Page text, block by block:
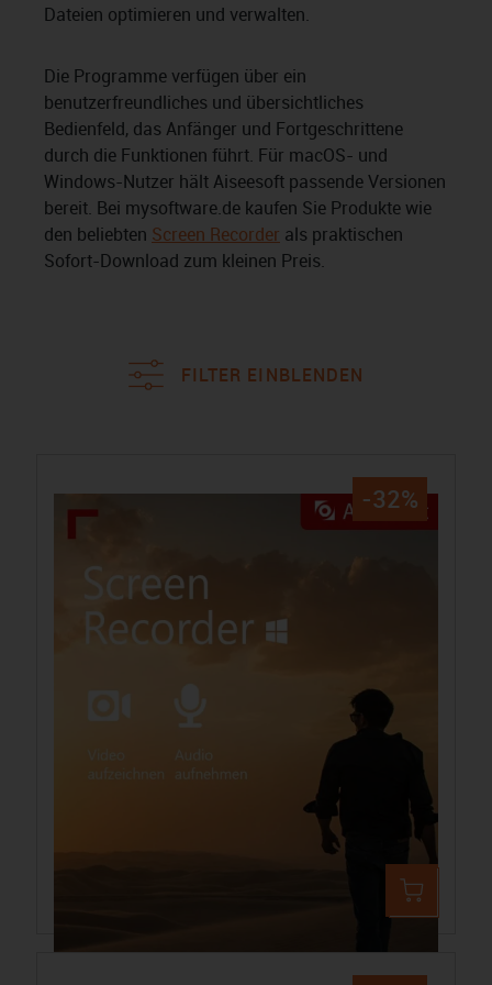
Dateien optimieren und verwalten.
Die Programme verfügen über ein
benutzerfreundliches und übersichtliches
Bedienfeld, das Anfänger und Fortgeschrittene
durch die Funktionen führt. Für macOS- und
Windows-Nutzer hält Aiseesoft passende Versionen
bereit. Bei mysoftware.de kaufen Sie Produkte wie
den beliebten Screen Recorder als praktischen
Sofort-Download zum kleinen Preis.
FILTER EINBLENDEN
-32%